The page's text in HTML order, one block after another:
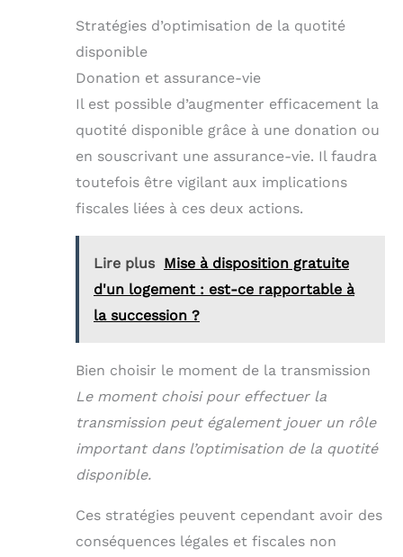
Stratégies d’optimisation de la quotité
disponible
Donation et assurance-vie
Il est possible d’augmenter efficacement la
quotité disponible grâce à une donation ou
en souscrivant une assurance-vie. Il faudra
toutefois être vigilant aux implications
fiscales liées à ces deux actions.
Lire plus Mise à disposition gratuite
d'un logement : est-ce rapportable à
la succession ?
Bien choisir le moment de la transmission
Le moment choisi pour effectuer la
transmission peut également jouer un rôle
important dans l’optimisation de la quotité
disponible.
Ces stratégies peuvent cependant avoir des
conséquences légales et fiscales non